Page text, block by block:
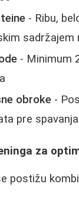
- Ribu,
sadržajem
- Minimum
obroke -
pre spavanja
za
postižu